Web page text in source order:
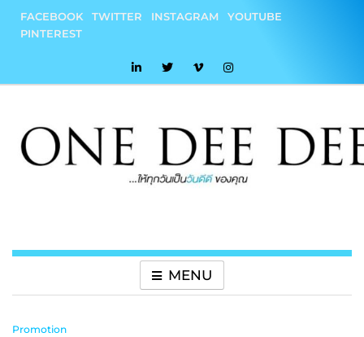
content
FACEBOOK TWITTER INSTAGRAM
YOUTUBE
PINTEREST
MENU
Promotion